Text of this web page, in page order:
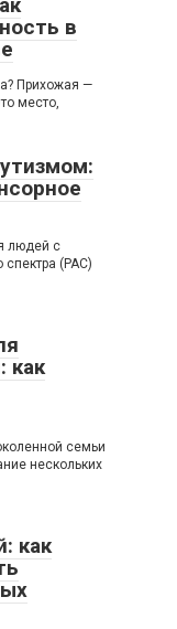
в
Прихожая —
место,
людей с
спектра (РАС)
как
семьи
нескольких
как